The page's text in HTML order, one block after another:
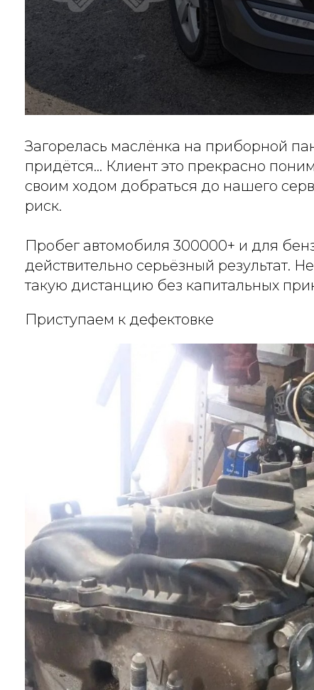
Загорелась маслёнка на приборной
придётся... Клиент это прекрасно
своим ходом добраться до нашего
риск.
Пробег автомобиля 300000+ и для
действительно серьёзный результат.
такую дистанцию без капитальных
Приступаем к дефектовке